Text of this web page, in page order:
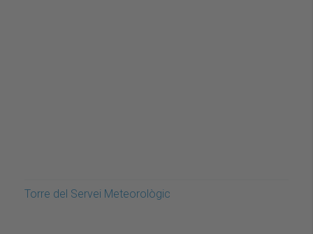
Torre del Servei Meteorològic